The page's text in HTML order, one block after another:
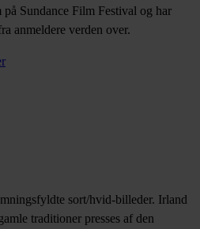
Sundance Film Festival og har
anmeldere verden over.
sort/hvid-billeder. Irland
traditioner presses af den